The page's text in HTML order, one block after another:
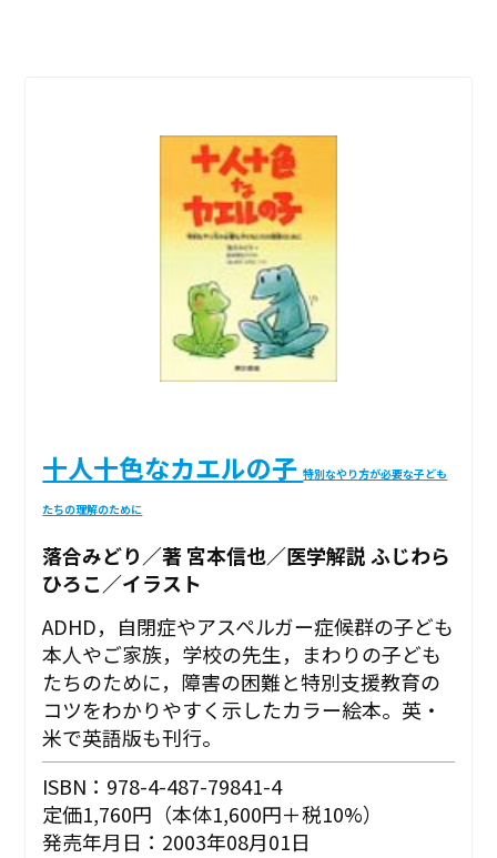
十人十色なカエルの子特別なやり方が必要な子ども
たちの理解のために
落合みどり／著 宮本信也／医学解説 ふじわら
ひろこ／イラスト
ADHD，自閉症やアスペルガー症候群の子ども
本人やご家族，学校の先生，まわりの子ども
たちのために，障害の困難と特別支援教育の
コツをわかりやすく示したカラー絵本。英・
米で英語版も刊行。
ISBN：978-4-487-79841-4
定価1,760円（本体1,600円＋税10%）
発売年月日：2003年08月01日